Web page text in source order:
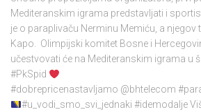
Mediteranskim igrama predstavljati i
je o paraplivaču Nerminu Memiću, a njegov
Kapo. Olimpijski komitet Bosne i
učestvovati će na Mediteranskim igrama u
#PkSpid
#dobrepricenastavljamo @bhtelecom
#u_vodi_smo_svi_jednaki #idemodalje